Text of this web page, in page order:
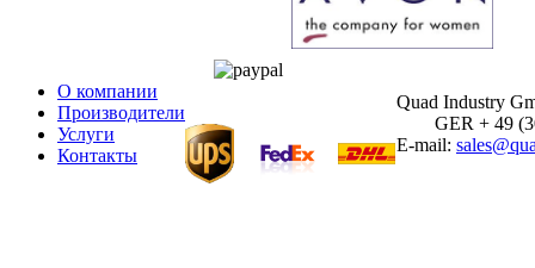
О компании
Производители
Услуги
Контакты
Quad Industry
GER + 49
E-mail: